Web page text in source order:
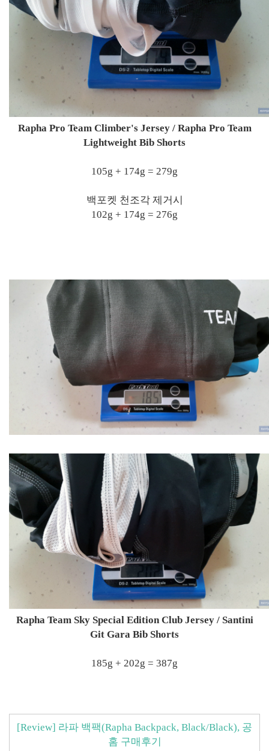
Rapha Pro Team Climber's Jersey / Rapha Pro Team
Lightweight Bib Shorts
105g + 174g = 279g
백포켓 천조각 제거시
102g + 174g = 276g
Rapha Team Sky Special Edition Club Jersey / Santini
Git Gara Bib Shorts
185g + 202g = 387g
[Review] 라파 백팩(Rapha Backpack, Black/Black), 공
홈 구매후기